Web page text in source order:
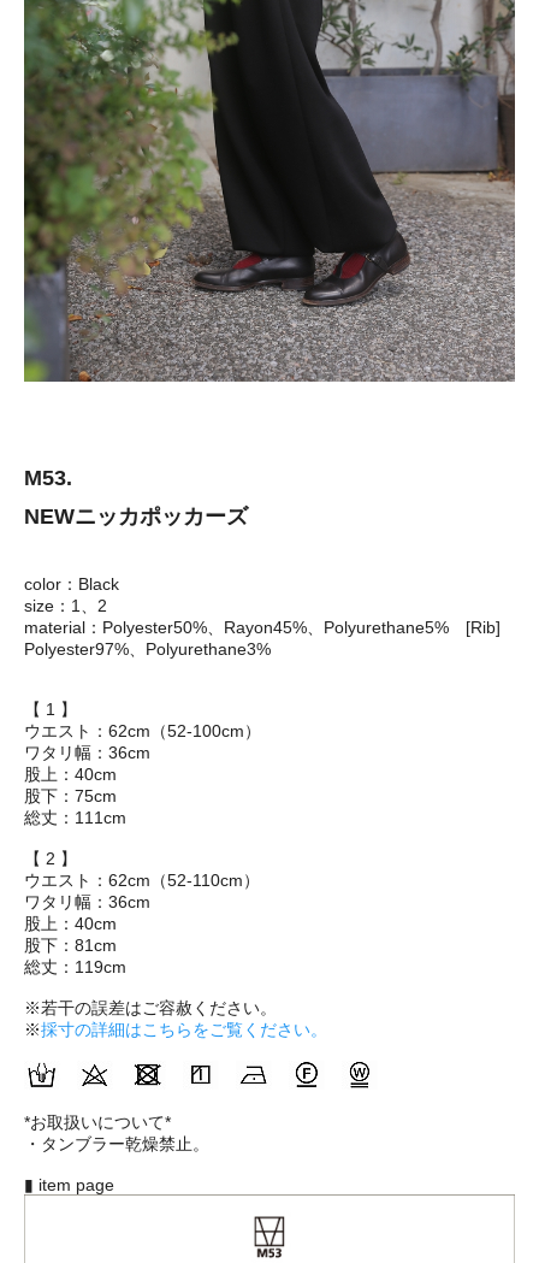
M53.
NEWニッカポッカーズ
color：Black
size：1、2
material：Polyester50%、Rayon45%、Polyurethane5% [Rib]
Polyester97%、Polyurethane3%
【 1 】
ウエスト：62cm（52-100cm）
ワタリ幅：36cm
股上：40cm
股下：75cm
総丈：111cm
【 2 】
ウエスト：62cm（52-110cm）
ワタリ幅：36cm
股上：40cm
股下：81cm
総丈：119cm
※若干の誤差はご容赦ください。
※採寸の詳細はこちらをご覧ください。
*お取扱いについて*
・タンブラー乾燥禁止。
▮ item page